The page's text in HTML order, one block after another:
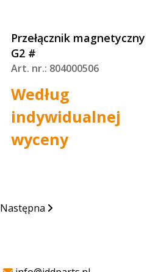
Przełącznik magnetyczny
G2 #
Art. nr.: 804000506
Według
indywidualnej
wyceny
Następna